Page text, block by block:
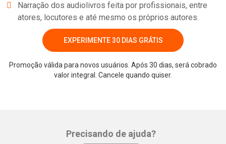
Narração dos audiolivros feita por profissionais, entre
atores, locutores e até mesmo os próprios autores.
EXPERIMENTE 30 DIAS GRÁTIS
Promoção válida para novos usuários. Após 30 dias, será cobrado
valor integral. Cancele quando quiser.
Precisando de ajuda?